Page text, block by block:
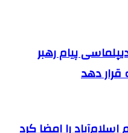
پیام رهبر
قرار دهد
را امضا کرد